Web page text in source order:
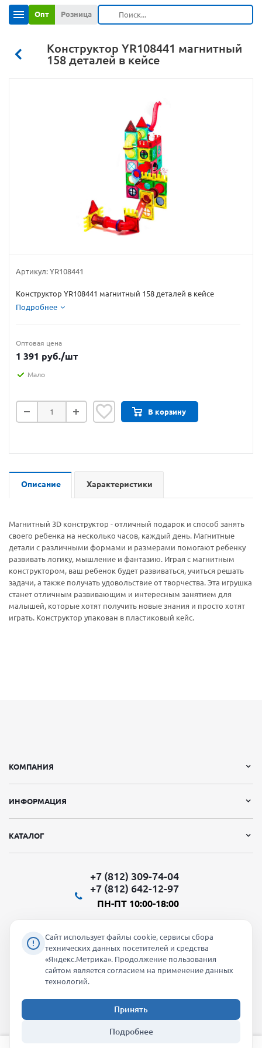
Опт Розница
Конструктор YR108441 магнитный
158 деталей в кейсе
Артикул: YR108441
Конструктор YR108441 магнитный 158 деталей в кейсе
Подробнее
Оптовая цена
1 391 руб./шт
Мало
В корзину
Описание Характеристики
Магнитный 3D конструктор - отличный подарок и способ занять
своего ребенка на несколько часов, каждый день. Магнитные
детали с различными формами и размерами помогают ребенку
развивать логику, мышление и фантазию. Играя с магнитным
конструктором, ваш ребенок будет развиваться, учиться решать
задачи, а также получать удовольствие от творчества. Эта игрушка
станет отличным развивающим и интересным занятием для
малышей, которые хотят получить новые знания и просто хотят
играть. Конструктор упакован в пластиковый кейс.
КОМПАНИЯ
ИНФОРМАЦИЯ
КАТАЛОГ
+7 (812) 309-74-04
+7 (812) 642-12-97
ПН-ПТ 10:00-18:00
Мы в социальных сетях:
2026 © "Молти" - оптовый магазин
info@molti-shop.ru
Сайт использует файлы cookie, сервисы сбора
технических данных посетителей и средства
«Яндекс.Метрика». Продолжение пользования
сайтом является согласием на применение данных
технологий.
Принять
Подробнее